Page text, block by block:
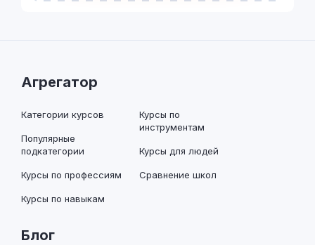
Агрегатор
Категории курсов
Популярные
подкатегории
Курсы по профессиям
Курсы по навыкам
Курсы по
инструментам
Курсы для людей
Сравнение школ
Блог